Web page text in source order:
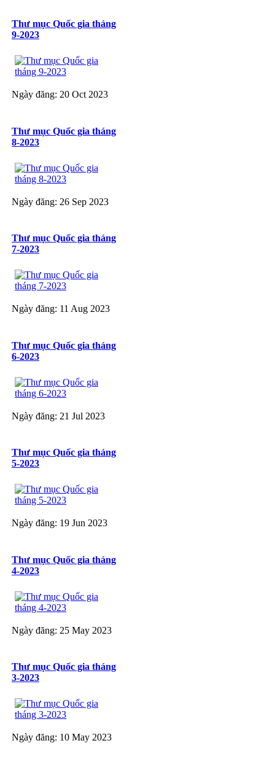
Thư mục Quốc gia tháng
9-2023
Ngày đăng: 20 Oct 2023
Thư mục Quốc gia tháng
8-2023
Ngày đăng: 26 Sep 2023
Thư mục Quốc gia tháng
7-2023
Ngày đăng: 11 Aug 2023
Thư mục Quốc gia tháng
6-2023
Ngày đăng: 21 Jul 2023
Thư mục Quốc gia tháng
5-2023
Ngày đăng: 19 Jun 2023
Thư mục Quốc gia tháng
4-2023
Ngày đăng: 25 May 2023
Thư mục Quốc gia tháng
3-2023
Ngày đăng: 10 May 2023